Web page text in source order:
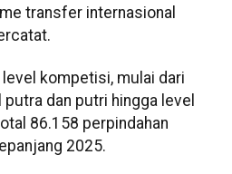
transfer internasional
kompetisi, mulai dari
dan putri hingga level
86.158 perpindahan
2025.